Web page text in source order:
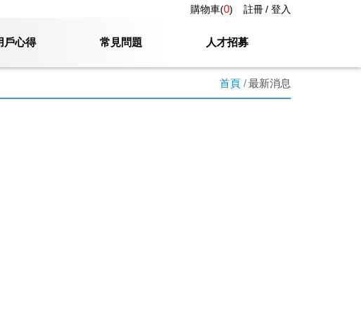
註冊 登入
購物車(0)
戶心得 常見問題 人才招募
首頁 最新消息